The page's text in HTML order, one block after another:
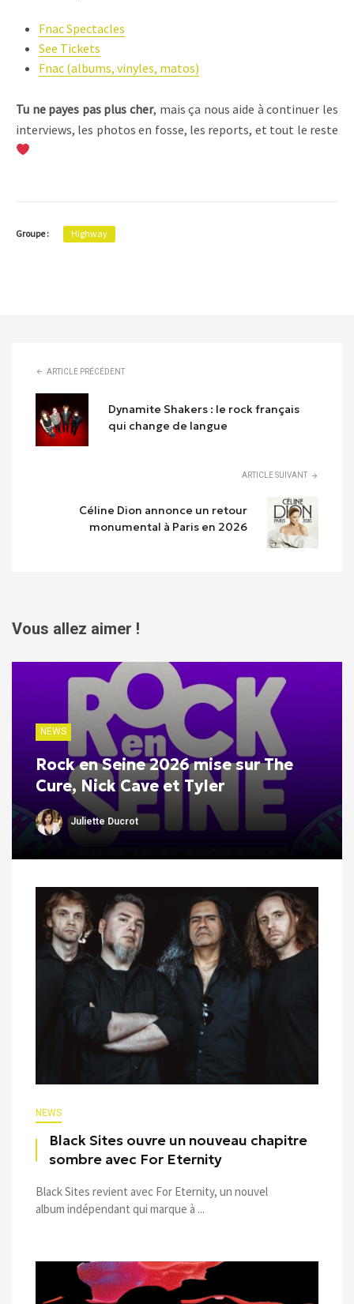
Fnac Spectacles
See Tickets
Fnac (albums, vinyles, matos)
Tu ne payes pas plus cher, mais ça nous aide à continuer les
interviews, les photos en fosse, les reports, et tout le reste
Groupe : Highway
ARTICLE PRÉCÉDENT
Dynamite Shakers : le rock français
qui change de langue
ARTICLE SUIVANT
Céline Dion annonce un retour
monumental à Paris en 2026
Vous allez aimer !
NEWS
Rock en Seine 2026 mise sur The
Cure, Nick Cave et Tyler
Juliette Ducrot
NEWS
Black Sites ouvre un nouveau chapitre
sombre avec For Eternity
Black Sites revient avec For Eternity, un nouvel
album indépendant qui marque à ...